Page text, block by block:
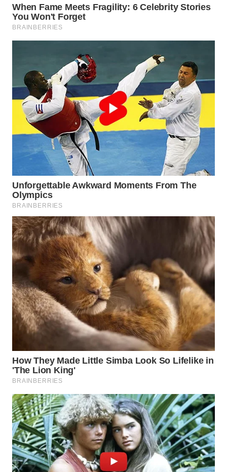
WN
DANAU
NIAS
WN
LANGKAT
WN
TAPANULI
SELATAN
WN
TANJUNG
LESUNG
WN
KARO
SIMALUNGUN
WN
LABUHANBATU
TAPANULI
TENGAH
WN DELI
SERDANG
WN
TEBING
TINGGI